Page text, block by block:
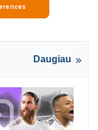
Daugiau